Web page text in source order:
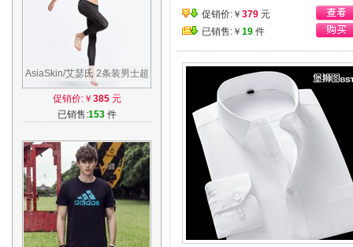
AsiaSkin/艾瑟氏 2条装男士超
薄冰丝九分打底裤 无痕修身性
感秋裤
促销价:￥ 385元
已销售:153件
促销价:￥ 379 元
已销售:￥ 19 件